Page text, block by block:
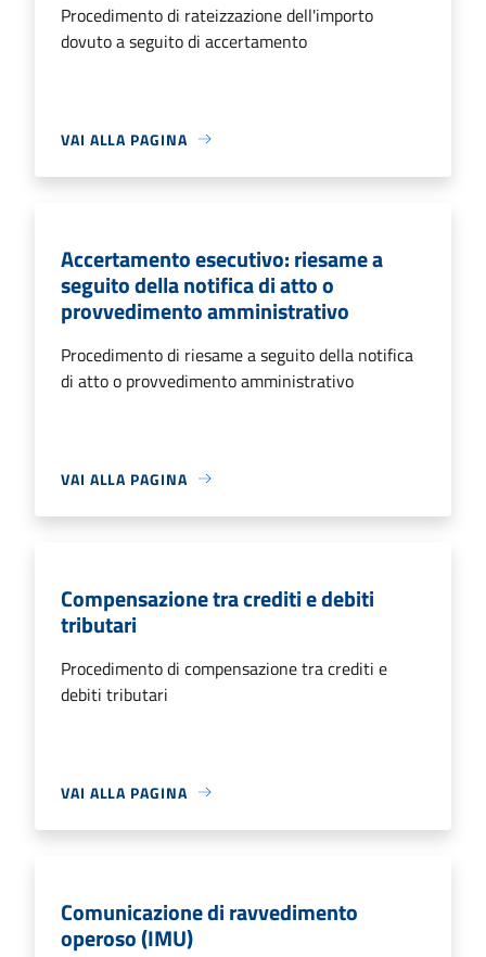
Procedimento di rateizzazione dell'importo
dovuto a seguito di accertamento
VAI ALLA PAGINA
Accertamento esecutivo: riesame a
seguito della notifica di atto o
provvedimento amministrativo
Procedimento di riesame a seguito della notifica
di atto o provvedimento amministrativo
VAI ALLA PAGINA
Compensazione tra crediti e debiti
tributari
Procedimento di compensazione tra crediti e
debiti tributari
VAI ALLA PAGINA
Comunicazione di ravvedimento
operoso (IMU)